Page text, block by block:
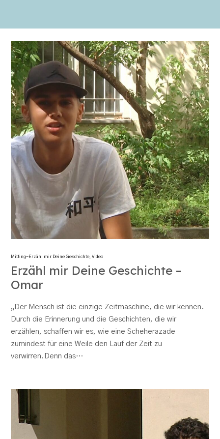
Mitting-Erzähl mir Deine Geschichte,Video
Erzähl mir Deine Geschichte –
Omar
„Der Mensch ist die einzige Zeitmaschine, die wir kennen.
Durch die Erinnerung und die Geschichten, die wir
erzählen, schaffen wir es, wie eine Scheherazade
zumindest für eine Weile den Lauf der Zeit zu
verwirren.Denn das…